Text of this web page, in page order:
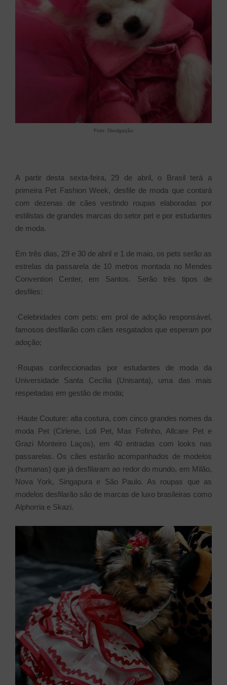
Foto: Divulgação
A partir desta sexta-feira, 29 de abril, o Brasil terá a
primeira Pet Fashion Week, desfile de moda que contará
com dezenas de cães vestindo roupas elaboradas por
estilistas de grandes marcas do setor pet e por estudantes
de moda.
Em três dias, 29 e 30 de abril e 1 de maio, os pets serão as
estrelas da passarela de 10 metros montada no Mendes
Convention Center, em Santos. Serão três tipos de
desfiles:
·Celebridades com pets: em prol de adoção responsável,
famosos desfilarão com cães resgatados que esperam por
adoção;
·Roupas confeccionadas por estudantes de moda da
Universidade Santa Cecília (Unisanta), uma das mais
respeitadas em gestão de moda;
·Haute Couture: alta costura, com cinco grandes nomes da
moda Pet (Cirlene, Loli Pet, Max Fofinho, Allcare Pet e
Grazi Monteiro Laços), em 40 entradas com looks nas
passarelas. Os cães estarão acompanhados de modelos
(humanas) que já desfilaram ao redor do mundo, em Milão,
Nova York, Singapura e São Paulo. As roupas que as
modelos desfilarão são de marcas de luxo brasileiras como
Alphorria e Skazi.